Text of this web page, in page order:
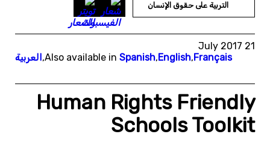
التربية على حقوق الإنسان
21 July 2017
Also available in Spanish,English,Français
,العربية
Human Rights Friendly
Schools Toolkit